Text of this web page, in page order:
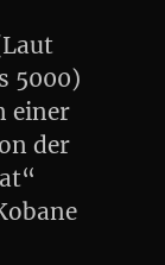
5000)
einer
der